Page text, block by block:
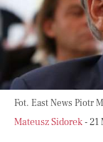
Fot. East News Piotr
Mateusz Sidorek- 21